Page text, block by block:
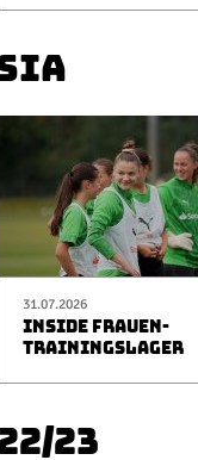
31.07.2026
INSIDE FRAUEN-
TRAININGSLAGER
23